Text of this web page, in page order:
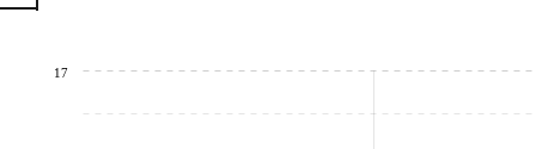
17